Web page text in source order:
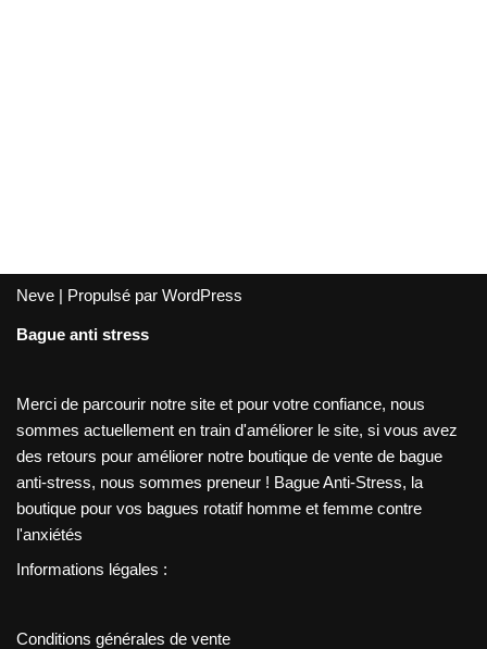
Neve | Propulsé par WordPress
Bague anti stress
Merci de parcourir notre site et pour votre confiance, nous
sommes actuellement en train d'améliorer le site, si vous avez
des retours pour améliorer notre boutique de vente de bague
anti-stress, nous sommes preneur ! Bague Anti-Stress, la
boutique pour vos bagues rotatif homme et femme contre
l'anxiétés
Informations légales :
Conditions générales de vente